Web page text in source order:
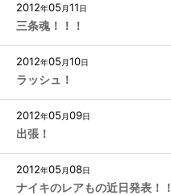
2012年05 月11日
三条魂！！！
2012年05 月10日
ラッシュ！
2012年05 月09日
出張！
2012年05 月08日
ナイキのレアもの近日発表！！